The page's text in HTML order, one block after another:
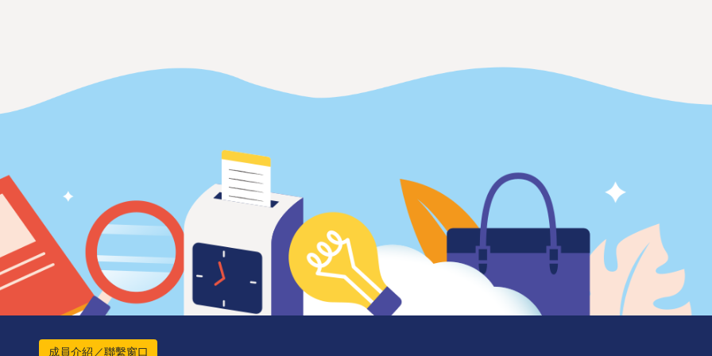
成員介紹／聯繫窗口